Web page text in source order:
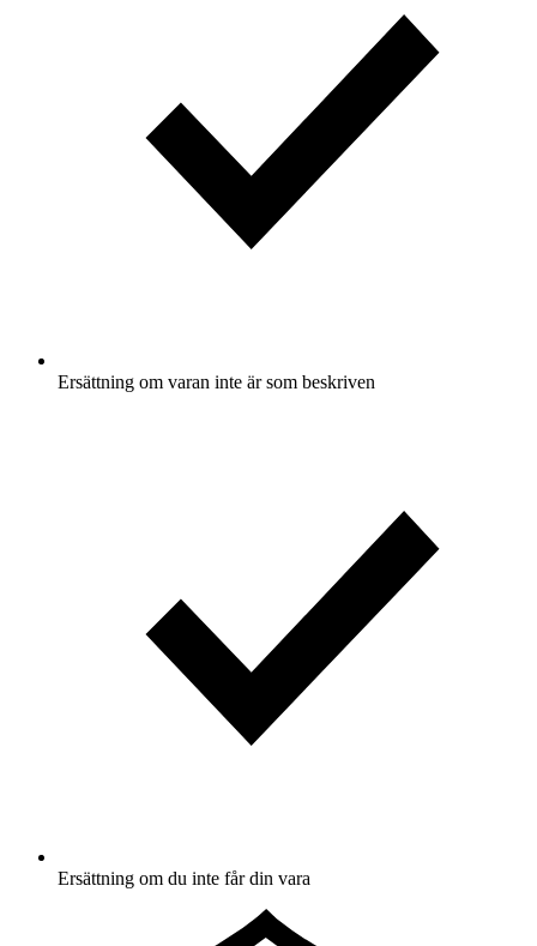
Ersättning om varan inte är som beskriven
Ersättning om du inte får din vara